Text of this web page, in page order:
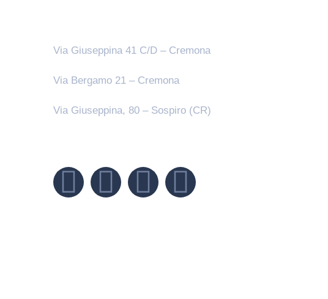
Via Giuseppina 41 C/D – Cremona
Via Bergamo 21 – Cremona
Via Giuseppina, 80 – Sospiro (CR)